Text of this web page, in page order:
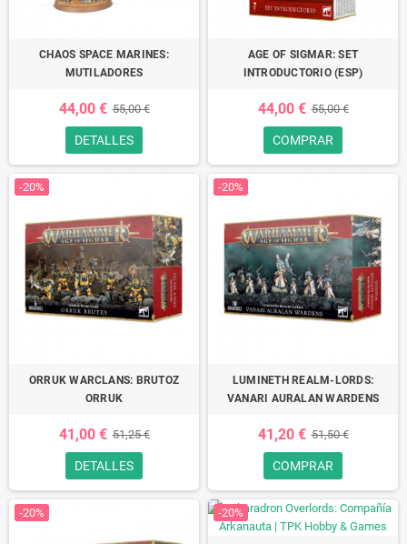
CHAOS SPACE MARINES:
MUTILADORES
44,00 € 55,00 €
DETALLES
AGE OF SIGMAR: SET
INTRODUCTORIO (ESP)
44,00 € 55,00 €
COMPRAR
-20%
ORRUK WARCLANS: BRUTOZ
ORRUK
41,00 € 51,25 €
DETALLES
-20%
LUMINETH REALM-LORDS:
VANARI AURALAN WARDENS
41,20 € 51,50 €
COMPRAR
-20% -20%